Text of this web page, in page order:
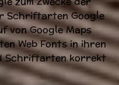
Schriftarten Google
von Google Maps
Web Fonts in ihren
Schriftarten korrekt